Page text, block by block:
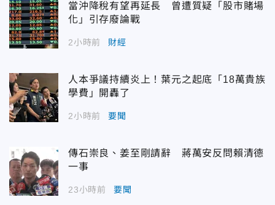
當沖降稅有望再延長 曾遭質疑「股市賭場
化」引存廢論戰
2小時前 財經
人本爭議持續炎上！葉元之起底「18萬貴族
學費」開轟了
2小時前 要聞
傳石崇良、姜至剛請辭 蔣萬安反問賴清德
一事
23小時前 要聞